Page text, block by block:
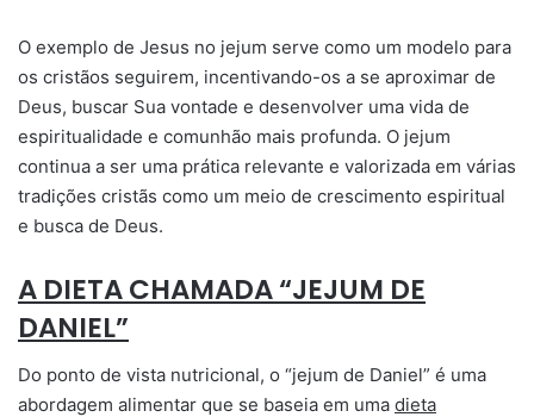
O exemplo de Jesus no jejum serve como um modelo para
os cristãos seguirem, incentivando-os a se aproximar de
Deus, buscar Sua vontade e desenvolver uma vida de
espiritualidade e comunhão mais profunda. O jejum
continua a ser uma prática relevante e valorizada em várias
tradições cristãs como um meio de crescimento espiritual
e busca de Deus.
A DIETA CHAMADA “JEJUM DE
DANIEL”
Do ponto de vista nutricional, o “jejum de Daniel” é uma
abordagem alimentar que se baseia em uma dieta